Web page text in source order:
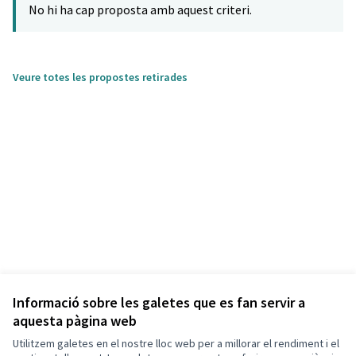
Informació sobre les galetes que es fan servir a
aquesta pàgina web
Utilitzem galetes en el nostre lloc web per a millorar el rendiment i el
No hi ha cap proposta amb aquest criteri.
Veure totes les propostes retirades